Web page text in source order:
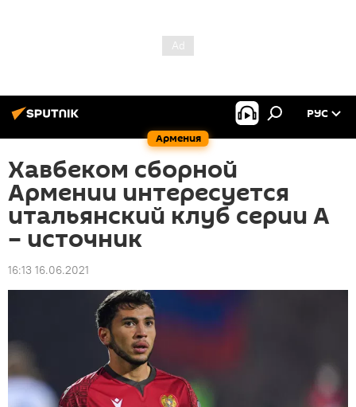
Армения
РУС
Хавбеком сборной
Армении интересуется
итальянский клуб серии А
– источник
16:13 16.06.2021